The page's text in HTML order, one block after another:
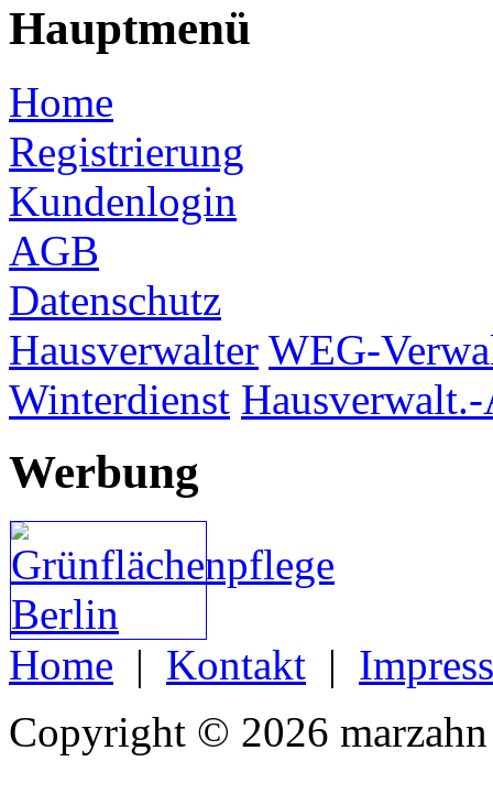
Hauptmenü
Home
Registrierung
Kundenlogin
AGB
Datenschutz
Hausverwalter WEG-
Winterdienst
Werbung
Home | Kontakt |
Copyright © 2026